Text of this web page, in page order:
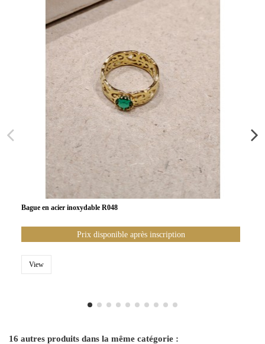
Bague en acier inoxydable R048
Prix disponible après inscription
View
16 autres produits dans la même catégorie :